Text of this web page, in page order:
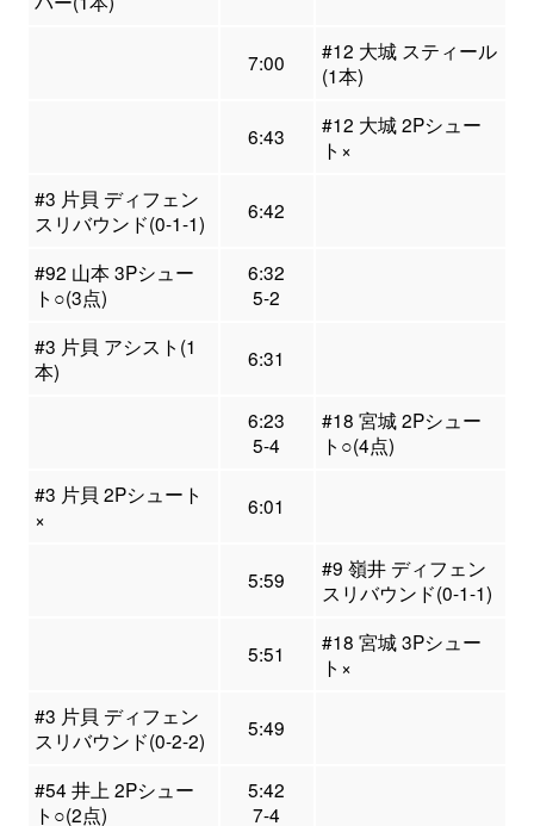
7:00
#12 大城 スティール
(1本)
6:43
#12 大城 2Pシュー
ト×
#3 片貝 ディフェン
スリバウンド(0-1-1)
6:42
#92 山本 3Pシュー
ト○(3点)
6:32
5-2
#3 片貝 アシスト(1
本)
6:31
6:23
5-4
#18 宮城 2Pシュー
ト○(4点)
#3 片貝 2Pシュート
×
6:01
5:59
#9 嶺井 ディフェン
スリバウンド(0-1-1)
5:51
#18 宮城 3Pシュー
ト×
#3 片貝 ディフェン
スリバウンド(0-2-2)
5:49
#54 井上 2Pシュー
ト○(2点)
5:42
7-4